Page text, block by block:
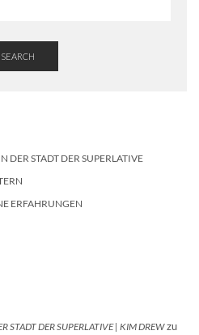
SEARCH
DER STADT DER SUPERLATIVE
ERFAHRUNGEN
STADT DER SUPERLATIVE | KIM DREWzu